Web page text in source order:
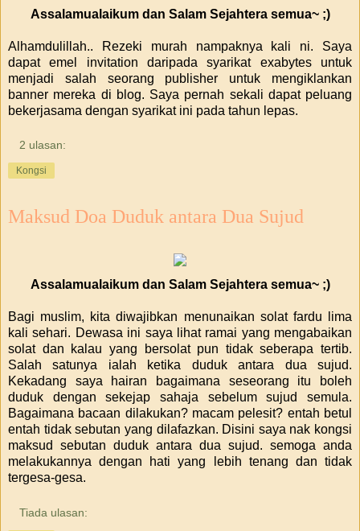
Assalamualaikum dan Salam Sejahtera semua~ ;)
Alhamdulillah.. Rezeki murah nampaknya kali ni. Saya
dapat emel invitation daripada syarikat exabytes untuk
menjadi salah seorang publisher untuk mengiklankan
banner mereka di blog. Saya pernah sekali dapat peluang
bekerjasama dengan syarikat ini pada tahun lepas.
2 ulasan:
Kongsi
Maksud Doa Duduk antara Dua Sujud
Assalamualaikum dan Salam Sejahtera semua~ ;)
Bagi muslim, kita diwajibkan menunaikan solat fardu lima
kali sehari. Dewasa ini saya lihat ramai yang mengabaikan
solat dan kalau yang bersolat pun tidak seberapa tertib.
Salah satunya ialah ketika duduk antara dua sujud.
Kekadang saya hairan bagaimana seseorang itu boleh
duduk dengan sekejap sahaja sebelum sujud semula.
Bagaimana bacaan dilakukan? macam pelesit? entah betul
entah tidak sebutan yang dilafazkan. Disini saya nak kongsi
maksud sebutan duduk antara dua sujud. semoga anda
melakukannya dengan hati yang lebih tenang dan tidak
tergesa-gesa.
Tiada ulasan: